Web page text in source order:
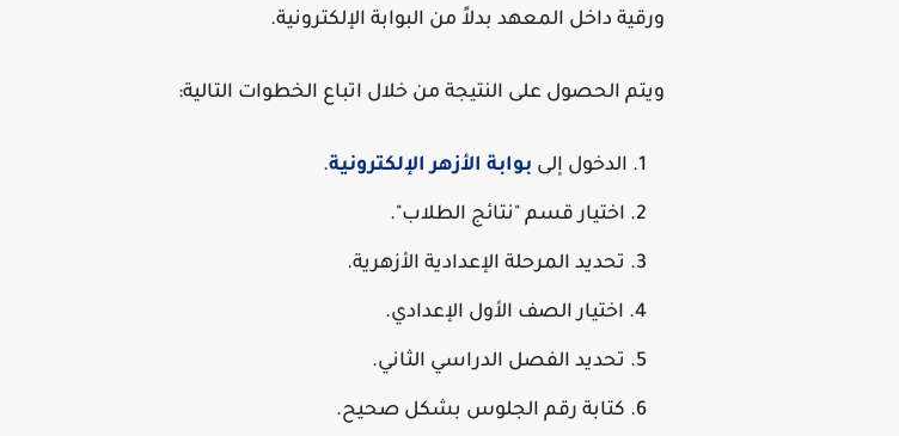
ورقية داخل المعهد بدلاً من البوابة الإلكترونية.
ويتم الحصول على النتيجة من خلال اتباع الخطوات التالية:
الدخول إلى بوابة الأزهر الإلكترونية.
اختيار قسم "نتائج الطلاب".
تحديد المرحلة الإعدادية الأزهرية.
اختيار الصف الأول الإعدادي.
تحديد الفصل الدراسي الثاني.
كتابة رقم الجلوس بشكل صحيح.